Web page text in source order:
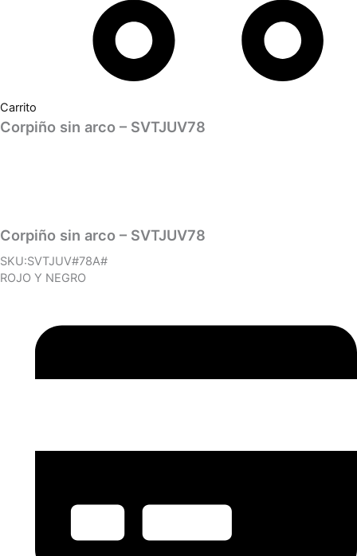
Carrito
Corpiño sin arco – SVTJUV78
Corpiño sin arco – SVTJUV78
SKU:SVTJUV#78A#
ROJO Y NEGRO